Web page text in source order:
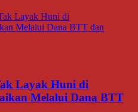
Layak Huni di
Melalui Dana BTT